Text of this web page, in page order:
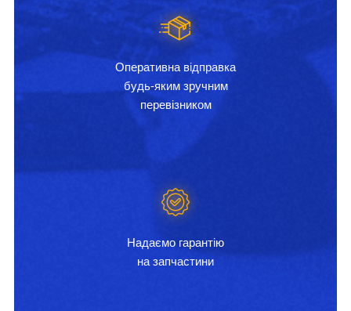
Оперативна відправка
будь-яким зручним
перевізником
Надаємо гарантію
на запчастини